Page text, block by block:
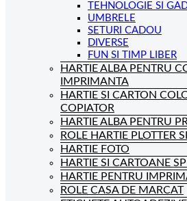
TEHNOLOGIE SI
UMBRELE
SETURI CADOU
DIVERSE
FUN SI TIMP LIBER
HARTIE ALBA PENTRU
IMPRIMANTA
HARTIE SI CARTON
COPIATOR
HARTIE ALBA PENTRU
ROLE HARTIE PLOTTER
HARTIE FOTO
HARTIE SI CARTOANE
HARTIE PENTRU
ROLE CASA DE MARCAT